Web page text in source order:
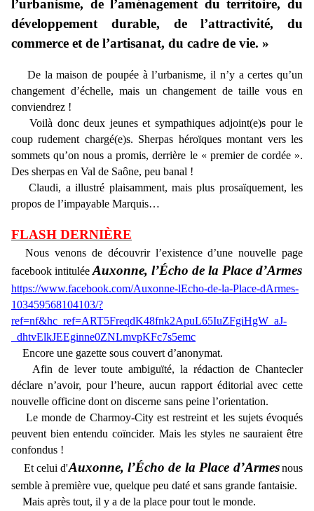
l’urbanisme, de l’aménagement du territoire, du
développement durable, de l’attractivité, du
commerce et de l’artisanat, du cadre de vie. »
De la maison de poupée à l’urbanisme, il n’y a certes qu’un
changement d’échelle, mais un changement de taille vous en
conviendrez !
Voilà donc deux jeunes et sympathiques adjoint(e)s pour le
coup rudement chargé(e)s. Sherpas héroïques montant vers les
sommets qu’on nous a promis, derrière le « premier de cordée ».
Des sherpas en Val de Saône, peu banal !
Claudi, a illustré plaisamment, mais plus prosaïquement, les
propos de l’impayable Marquis…
FLASH DERNIÈRE
Nous venons de découvrir l’existence d’une nouvelle page
facebook intitulée Auxonne, l’Écho de la Place d’Armes
https://www.facebook.com/Auxonne-lEcho-de-la-Place-dArmes-
103459568104103/?
ref=nf&hc_ref=ART5FreqdK48fnk2ApuL65IuZFgiHgW_aJ-
_dhtvElkJEEginne0ZNLmvpKFc7s5emc
Encore une gazette sous couvert d’anonymat.
Afin de lever toute ambiguïté, la rédaction de Chantecler
déclare n’avoir, pour l’heure, aucun rapport éditorial avec cette
nouvelle officine dont on discerne sans peine l’orientation.
Le monde de Charmoy-City est restreint et les sujets évoqués
peuvent bien entendu coïncider. Mais les styles ne sauraient être
confondus !
Et celui d'Auxonne, l’Écho de la Place d’Armes nous
semble à première vue, quelque peu daté et sans grande fantaisie.
Mais après tout, il y a de la place pour tout le monde.